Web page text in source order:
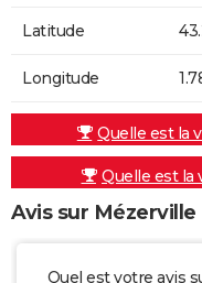
Latitude
Longitude
Quelle est la
Quelle est la
Avis sur Mézerville
Quel est votre avis